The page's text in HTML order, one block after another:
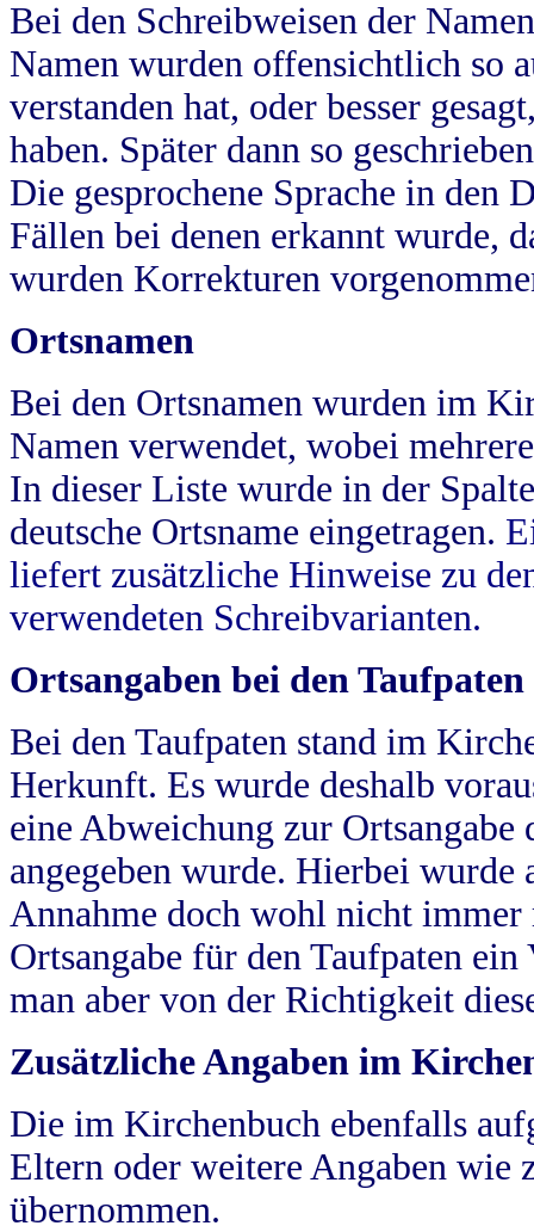
Bei den Schreibweisen der
Namen wurden offensichtlich so
verstanden hat, oder besser
haben. Später dann so
Die gesprochene Sprache in
Fällen bei denen erkannt wurde,
wurden Korrekturen
Ortsnamen
Bei den Ortsnamen wurden im
Namen verwendet, wobei
In dieser Liste wurde in der
deutsche Ortsname eingetragen.
liefert zusätzliche Hinweise zu
verwendeten Schreibvarianten.
Ortsangaben bei den Taufpaten
Bei den Taufpaten stand im
Herkunft. Es wurde deshalb
eine Abweichung zur
angegeben wurde. Hierbei wurde
Annahme doch wohl nicht
Ortsangabe für den Taufpaten
man aber von der Richtigkeit
Zusätzliche Angaben im
Die im Kirchenbuch ebenfalls
Eltern oder weitere Angaben wie
übernommen.